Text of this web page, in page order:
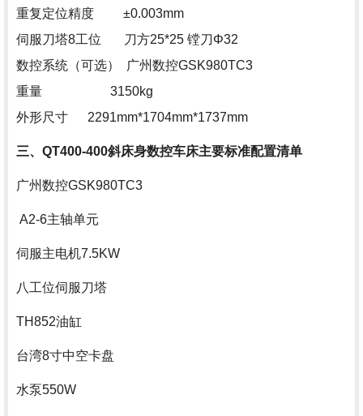
重复定位精度 ±0.003mm
伺服刀塔8工位 刀方25*25 镗刀Φ32
数控系统（可选） 广州数控GSK980TC3
重量 3150kg
外形尺寸 2291mm*1704mm*1737mm
三、QT400-400斜床身数控车床主要标准配置清单
广州数控GSK980TC3
A2-6主轴单元
伺服主电机7.5KW
八工位伺服刀塔
TH852油缸
台湾8寸中空卡盘
水泵550W